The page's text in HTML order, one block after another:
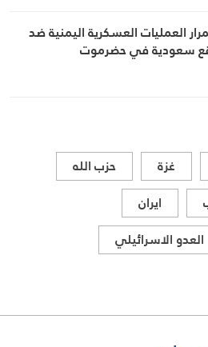
العمليات العسكرية اليمنية ضد
سعودية في حضرموت
غزة
حزب الله
ايران
العدو الاسرائيلي